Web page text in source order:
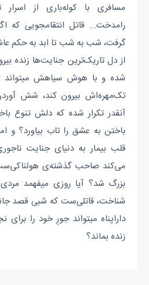
مسافری با کوله‌باری از
رامدخت... قاتل انتقامجویی
گرفت، شب به شب تا ابد به حکم
از دل تاریک‌ترین جنایت‌ها زنده
شده و با هوش سیاهش میتواند
تک‌مهره‌اش بیرون کند، شش
آنقدر تکرار شده که دلش تنوع
باختن به عشق را تاب بیاورد؟ و
قلب بیمار به دنیای جنایت
می‌کند صاحب گذشته‌ی
بزرگ شد؟ آیا روزی میفهمد
شناخت، قاتلی‌ست که شبی قصد
داراپناه میتواند جورِ خود را
زنده بماند؟